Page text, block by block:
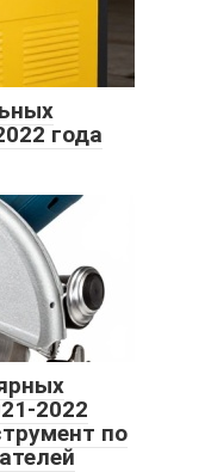
года
2022
по